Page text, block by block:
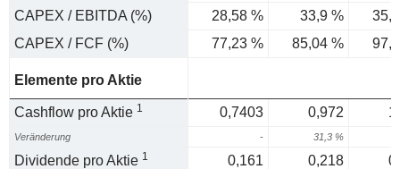
CAPEX / EBITDA (%)
28,58 % 33,9 %
CAPEX / FCF (%)
77,23 % 85,04 %
Elemente pro Aktie
Cashflow pro Aktie 1 0,7403 0,972
Veränderung - 31,3 %
Dividende pro Aktie 1 0,161 0,218